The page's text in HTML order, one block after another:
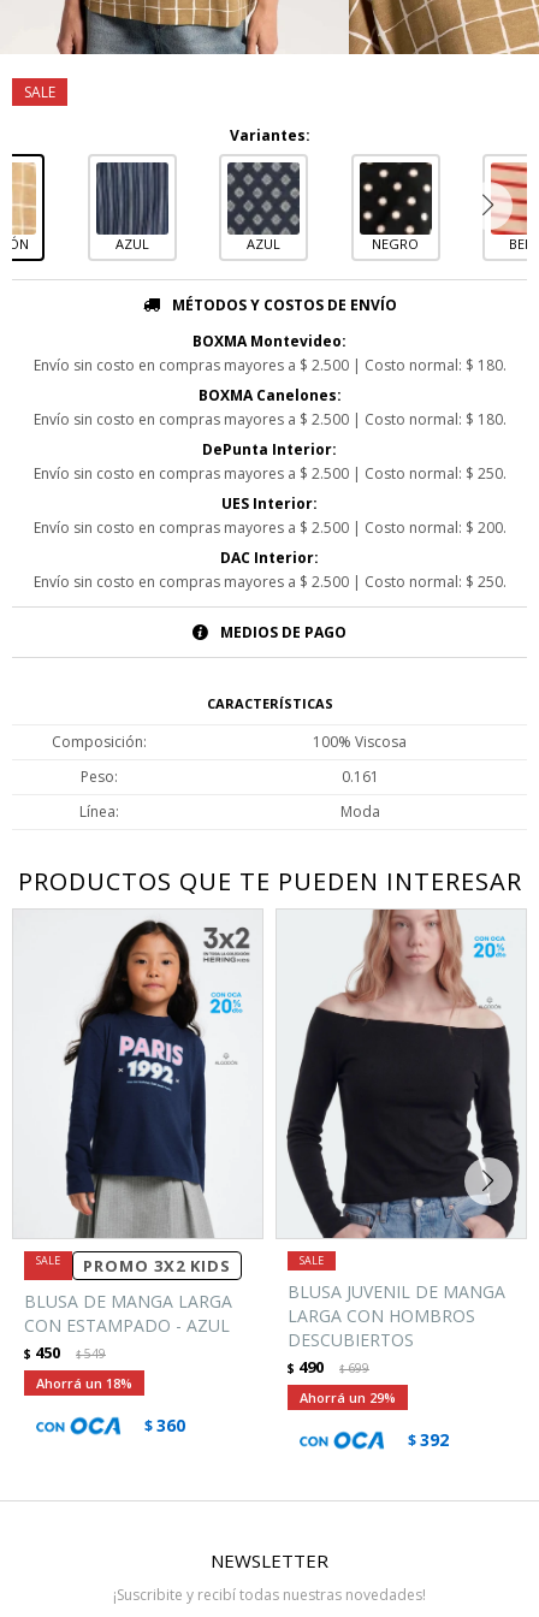
Variantes:
AZUL AZUL NEGRO
MÉTODOS Y COSTOS DE ENVÍO
BOXMA Montevideo:
Envío sin costo en compras mayores a $ 2.500 | Costo normal: $ 180.
BOXMA Canelones:
Envío sin costo en compras mayores a $ 2.500 | Costo normal: $ 180.
DePunta Interior:
Envío sin costo en compras mayores a $ 2.500 | Costo normal: $ 250.
UES Interior:
Envío sin costo en compras mayores a $ 2.500 | Costo normal: $ 200.
DAC Interior:
Envío sin costo en compras mayores a $ 2.500 | Costo normal: $ 250.
MEDIOS DE PAGO
CARACTERÍSTICAS
Composición
100% Viscosa
Peso
0.161
Línea
Moda
PRODUCTOS QUE TE PUEDEN INTERESAR
PROMO 3X2 KIDS
BLUSA DE MANGA LARGA
CON ESTAMPADO - AZUL
$ 450 $549
18
$360
BLUSA JUVENIL DE MANGA
LARGA CON HOMBROS
DESCUBIERTOS
$ 490 $699
29
$392
NEWSLETTER
¡Suscribite y recibí todas nuestras novedades!